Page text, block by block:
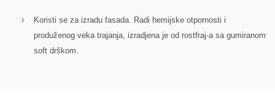
Koristi se za izradu fasada. Radi hemijske otpornosti i
produženog veka trajanja, izradjena je od rostfraj-a sa gumiranom
soft drškom.